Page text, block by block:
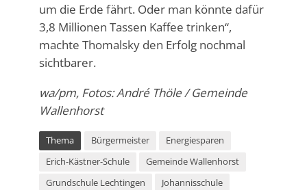
um die Erde fährt. Oder man könnte dafür
3,8 Millionen Tassen Kaffee trinken“,
machte Thomalsky den Erfolg nochmal
sichtbarer.
wa/pm, Fotos: André Thöle / Gemeinde
Wallenhorst
Thema Bürgermeister
Energiesparen
Erich-Kästner-Schule
Gemeinde Wallenhorst
Grundschule Lechtingen
Johannisschule